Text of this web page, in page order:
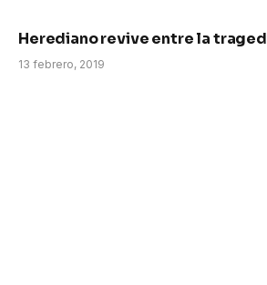
Herediano revive entre la
13 febrero, 2019